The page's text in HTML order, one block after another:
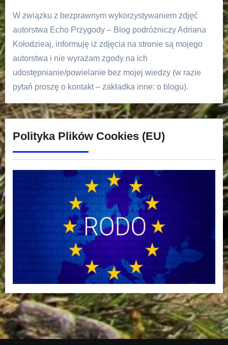
W związku z bezprawnym wykorzystywaniem zdjęć
autorstwa Echo Przygody – Blog podróżniczy Adriana
Kołodzieaj, informuję iż zdjęcia na stronie są mojego
autorstwa i nie wyrażam zgody na ich
udostępnianie/powielanie bez mojej wiedzy (w razie
pytań proszę o kontakt – zakładka inne: o blogu).
Polityka Plików Cookies (EU)